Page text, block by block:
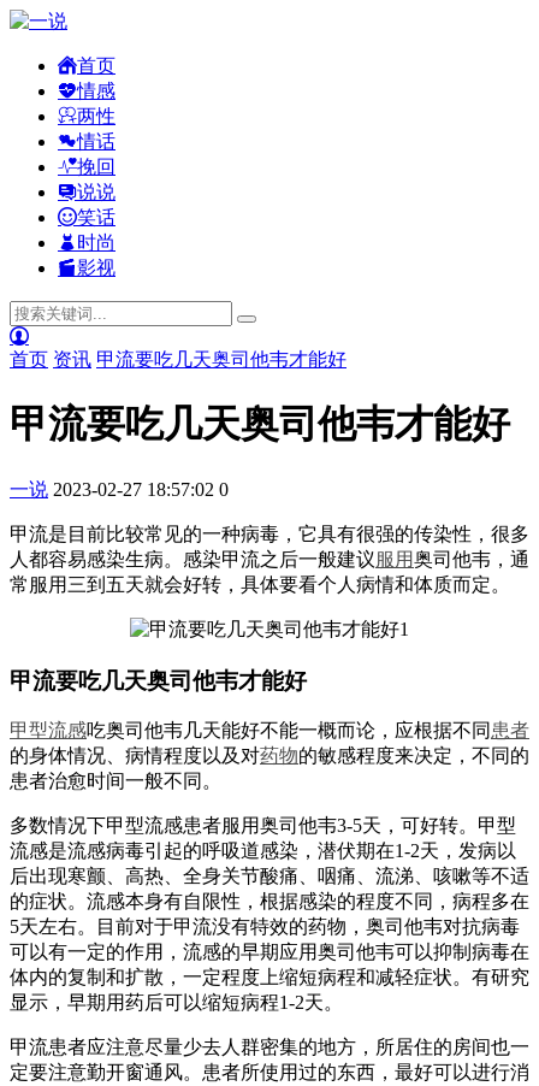
首页
情感
两性
情话
挽回
说说
笑话
时尚
影视
首页 资讯 甲流要吃几天奥司他韦才能好
甲流要吃几天奥司他韦才能好
一说 2023-02-27 18:57:02 0
甲流是目前比较常见的一种病毒，它具有很强的传染性，很多
人都容易感染生病。感染甲流之后一般建议服用奥司他韦，通
常服用三到五天就会好转，具体要看个人病情和体质而定。
甲流要吃几天奥司他韦才能好
甲型流感吃奥司他韦几天能好不能一概而论，应根据不同 患者
的身体情况、病情程度以及对药物的敏感程度来决定，不同的
患者治愈时间一般不同。
多数情况下甲型流感患者服用奥司他韦3-5天，可好转。甲型
流感是流感病毒引起的呼吸道感染，潜伏期在1-2天，发病以
后出现寒颤、高热、全身关节酸痛、咽痛、流涕、咳嗽等不适
的症状。流感本身有自限性，根据感染的程度不同，病程多在
5天左右。目前对于甲流没有特效的药物，奥司他韦对抗病毒
可以有一定的作用，流感的早期应用奥司他韦可以抑制病毒在
体内的复制和扩散，一定程度上缩短病程和减轻症状。有研究
显示，早期用药后可以缩短病程1-2天。
甲流患者应注意尽量少去人群密集的地方，所居住的房间也一
定要注意勤开窗通风。患者所使用过的东西，最好可以进行消